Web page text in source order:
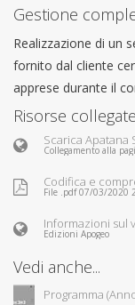
Gestione
Realizzazione di un
fornito dal cliente
apprese durante il
Risorse
Scarica Apatana
Collegamento alla
Codifica e
File .pdf 07/03/2020
Informazioni sul
Edizioni Apogeo
Vedi anche...
Programma